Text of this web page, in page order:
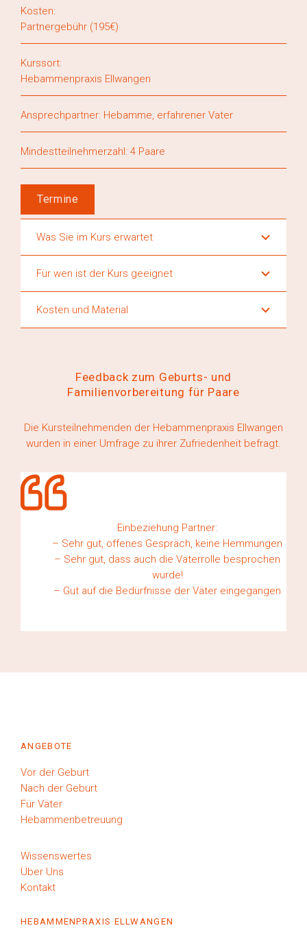
Kosten:
Partnergebühr (195€)
Kurssort:
Hebammenpraxis Ellwangen
Ansprechpartner: Hebamme, erfahrener Vater
Mindestteilnehmerzahl: 4 Paare
Termine
Was Sie im Kurs erwartet
Für wen ist der Kurs geeignet
Kosten und Material
Feedback zum Geburts- und
Familienvorbereitung für Paare
Die Kursteilnehmenden der Hebammenpraxis Ellwangen
wurden in einer Umfrage zu ihrer Zufriedenheit befragt.
Einbeziehung Partner:
– Sehr gut, offenes Gespräch, keine Hemmungen
– Sehr gut, dass auch die Vaterrolle besprochen
wurde!
– Gut auf die Bedürfnisse der Väter eingegangen
ANGEBOTE
Vor der Geburt
Nach der Geburt
Für Väter
Hebammenbetreuung
Wissenswertes
Über Uns
Kontakt
HEBAMMENPRAXIS ELLWANGEN